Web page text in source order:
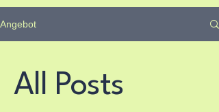
Angebot
All Posts